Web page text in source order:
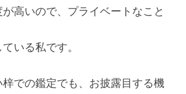
高いので、プライベートなこと
いる私です。
での鑑定でも、お披露目する機